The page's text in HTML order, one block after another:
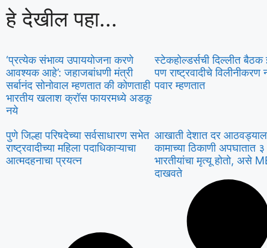
हे देखील पहा...
‘प्रत्येक संभाव्य उपाययोजना करणे
आवश्यक आहे’: जहाजबांधणी मंत्री
सर्बानंद सोनोवाल म्हणतात की कोणताही
भारतीय खलाश क्रॉस फायरमध्ये अडकू
नये
स्टेकहोल्डर्सची दिल्लीत बैठक
पण राष्ट्रवादीचे विलीनीकरण
पवार म्हणतात
पुणे जिल्हा परिषदेच्या सर्वसाधारण सभेत
राष्ट्रवादीच्या महिला पदाधिकाऱ्याचा
आत्मदहनाचा प्रयत्न
आखाती देशात दर
कामाच्या ठिकाणी अपघातात ३
भारतीयांचा मृत्यू होतो, असे
दाखवते